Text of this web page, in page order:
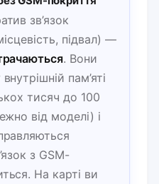
зв’язок
підвал) —
. Вони
пам’яті
тисяч до 100
від моделі) і
з GSM-
На карті ви